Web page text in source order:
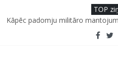
TOP
Kāpēc padomju militāro
un kā to palīdz paveikt papildinātā
“Virši” neto peļņa pirmajā
Iniciatīvā “Daru labu dabai” aicina